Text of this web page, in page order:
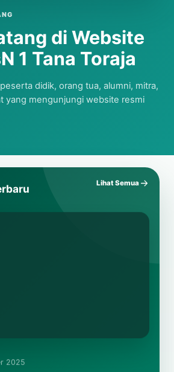
di Website
1 Tana Toraja
didik, orang tua, alumni, mitra,
yang mengunjungi website resmi
Lihat Semua
2025